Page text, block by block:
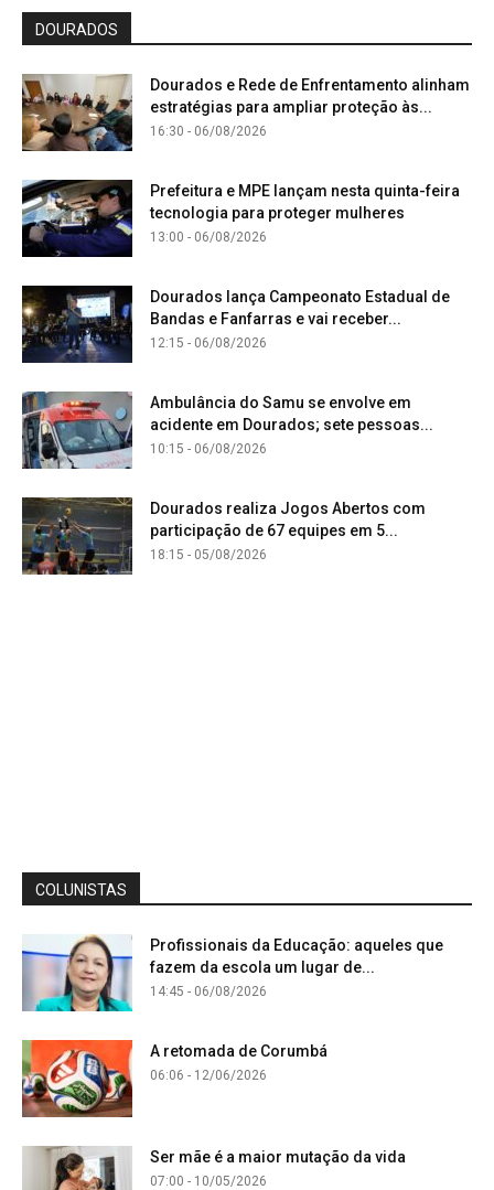
DOURADOS
Dourados e Rede de Enfrentamento alinham
estratégias para ampliar proteção às...
16:30 - 06/08/2026
Prefeitura e MPE lançam nesta quinta-feira
tecnologia para proteger mulheres
13:00 - 06/08/2026
Dourados lança Campeonato Estadual de
Bandas e Fanfarras e vai receber...
12:15 - 06/08/2026
Ambulância do Samu se envolve em
acidente em Dourados; sete pessoas...
10:15 - 06/08/2026
Dourados realiza Jogos Abertos com
participação de 67 equipes em 5...
18:15 - 05/08/2026
COLUNISTAS
Profissionais da Educação: aqueles que
fazem da escola um lugar de...
14:45 - 06/08/2026
A retomada de Corumbá
06:06 - 12/06/2026
Ser mãe é a maior mutação da vida
07:00 - 10/05/2026